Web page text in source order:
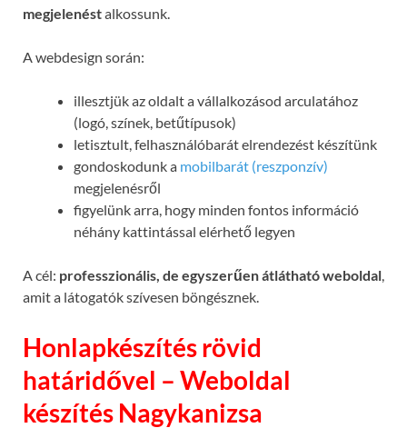
megjelenéstalkossunk.
A webdesign során:
illesztjük az oldalt a vállalkozásod arculatához
(logó, színek, betűtípusok)
letisztult, felhasználóbarát elrendezést készítünk
gondoskodunk a mobilbarát (reszponzív)
megjelenésről
figyelünk arra, hogy minden fontos információ
néhány kattintással elérhető legyen
A cél: professzionális, de egyszerűen átlátható weboldal,
amit a látogatók szívesen böngésznek.
Honlapkészítés rövid
határidővel – Weboldal
készítés Nagykanizsa